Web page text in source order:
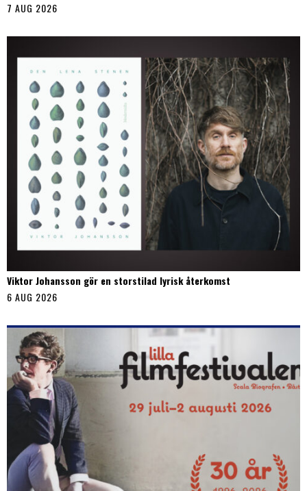
7 AUG 2026
Viktor Johansson gör en storstilad lyrisk återkomst
6 AUG 2026